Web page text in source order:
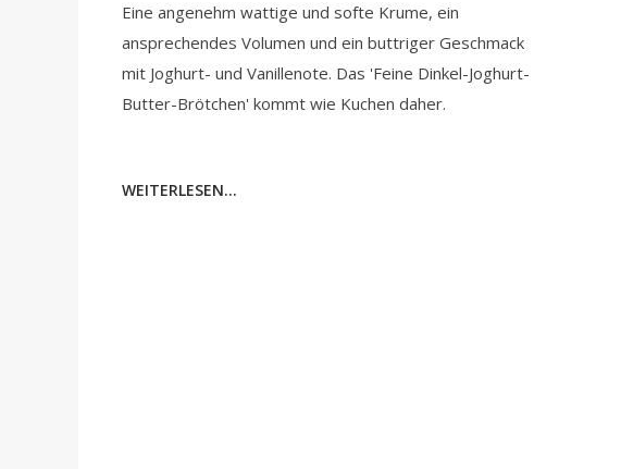
Eine angenehm wattige und softe Krume, ein
ansprechendes Volumen und ein buttriger Geschmack
mit Joghurt- und Vanillenote. Das 'Feine Dinkel-Joghurt-
Butter-Brötchen' kommt wie Kuchen daher.
WEITERLESEN...